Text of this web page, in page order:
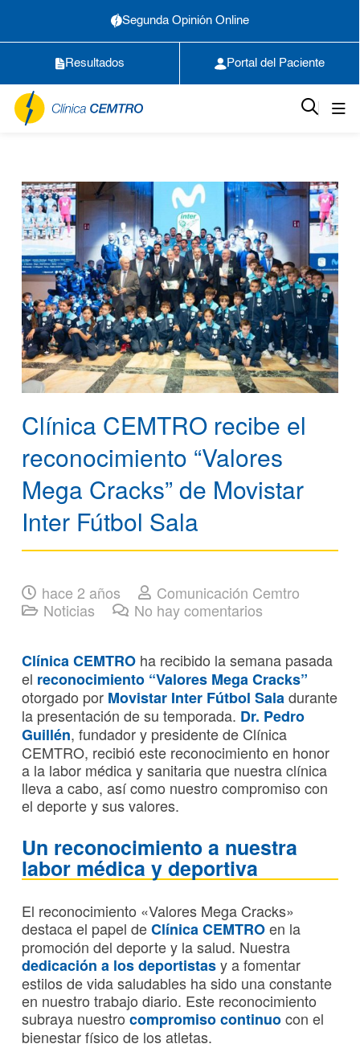
Segunda Opinión Online
Resultados Portal del Paciente
Clínica CEMTRO recibe el
reconocimiento “Valores
Mega Cracks” de Movistar
Inter Fútbol Sala
hace 2 años
Comunicación Cemtro
Noticias
No hay comentarios
Clínica CEMTRO ha recibido la semana pasada
el reconocimiento “Valores Mega Cracks”
otorgado por Movistar Inter Fútbol Saladurante
la presentación de su temporada. Dr. Pedro
Guillén, fundador y presidente de Clínica
CEMTRO, recibió este reconocimiento en honor
a la labor médica y sanitaria que nuestra clínica
lleva a cabo, así como nuestro compromiso con
el deporte y sus valores.
Un reconocimiento a nuestra
labor médica y deportiva
El reconocimiento «Valores Mega Cracks»
destaca el papel deClínica CEMTROen la
promoción del deporte y la salud. Nuestra
dedicación a los deportistasy a fomentar
estilos de vida saludables ha sido una constante
en nuestro trabajo diario. Este reconocimiento
subraya nuestro compromiso continuocon el
bienestar físico de los atletas.